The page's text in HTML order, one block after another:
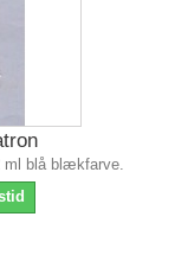
ml blå blækfarve.